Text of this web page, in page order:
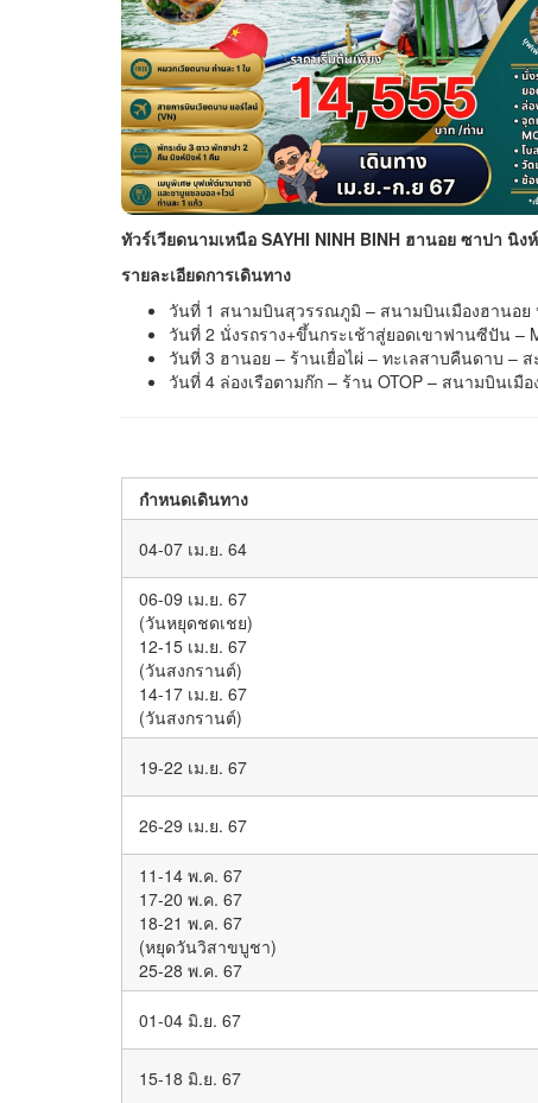
ทัวร์เวียดนามเหนือ SAYHI NINH BINH ฮานอย ซาปา นิ
รายละเอียดการเดินทาง
วันที่ 1 สนามบินสุวรรณภูมิ – สนามบินเมืองฮานอย
วันที่ 2 นั่งรถราง+ขึ้นกระเช้าสู่ยอดเขาฟานซีปัน –
วันที่ 3 ฮานอย – ร้านเยื่อไผ่ – ทะเลสาบคืนดาบ –
วันที่ 4 ล่องเรือตามก๊ก – ร้าน OTOP – สนามบินเ
กำหนดเดินทาง
04-07 เม.ย. 64
06-09 เม.ย. 67
(วันหยุดชดเชย)
12-15 เม.ย. 67
(วันสงกรานต์)
14-17 เม.ย. 67
(วันสงกรานต์)
19-22 เม.ย. 67
26-29 เม.ย. 67
11-14 พ.ค. 67
17-20 พ.ค. 67
18-21 พ.ค. 67
(หยุดวันวิสาขบูชา)
25-28 พ.ค. 67
01-04 มิ.ย. 67
15-18 มิ.ย. 67